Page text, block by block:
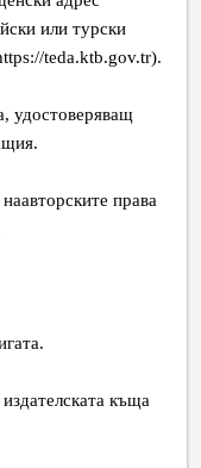
или турски
teda.ktb.gov.tr).
удостоверяващ
права
къща